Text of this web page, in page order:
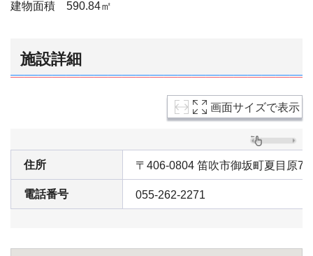
建物面積 590.84㎡
施設詳細
画面サイズで表示
住所 〒406-0804 笛吹市御坂町夏目原
電話番号 055-262-2271